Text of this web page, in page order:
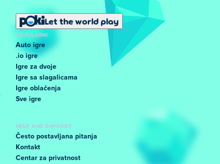
Let the world play
POPULARNI
Auto igre
.io igre
Igre za dvoje
Igre sa slagalicama
Igre oblačenja
Sve igre
HELP AND SUPPORT
Često postavljana pitanja
Kontakt
Centar za privatnost